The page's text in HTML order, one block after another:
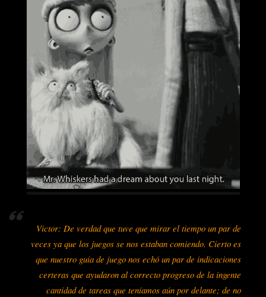
Victor: De verdad que tuve que mirar el tiempo un par de
veces ya que los juegos se nos estaban comiendo. Cierto es
que nuestro guía de juego nos echó un par de indicaciones
certeras que ayudaron al correcto progreso de la ingente
cantidad de tareas que teníamos aún por delante; de no